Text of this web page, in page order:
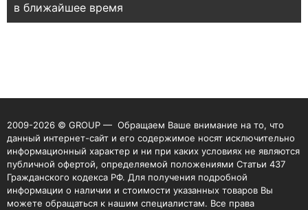
в ближайшее время
2009-2026 © GROUP — Обращаем Ваше внимание на то, что
данный интернет-сайт и его содержимое носят исключительно
информационный характер и ни при каких условиях не являются
публичной офертой, определяемой положениями Статьи 437
Гражданского кодекса РФ. Для получения подробной
информации о наличии и стоимости указанных товаров Вы
можете обращаться к нашим специалистам. Все права